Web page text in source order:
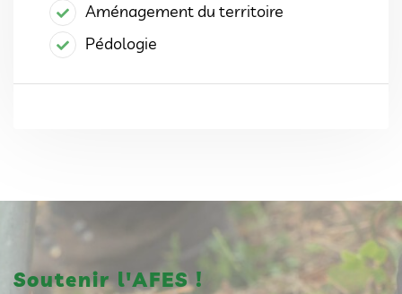
Aménagement du territoire
Pédologie
Soutenir l'AFES !